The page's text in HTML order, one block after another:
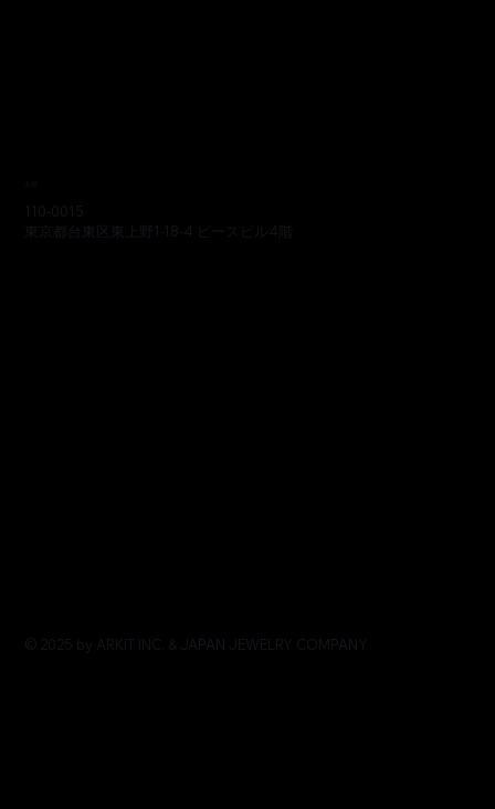
110-0015
東京都台東区東上野1-18-4 ピースビル4階
© 2025 by ARKIT INC. & JAPAN JEWELRY COMPANY